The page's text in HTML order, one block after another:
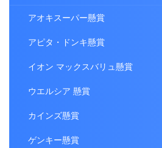
アオキスーパー懸賞
アピタ・ドンキ懸賞
イオン マックスバリュ懸賞
ウエルシア 懸賞
カインズ懸賞
ゲンキー懸賞